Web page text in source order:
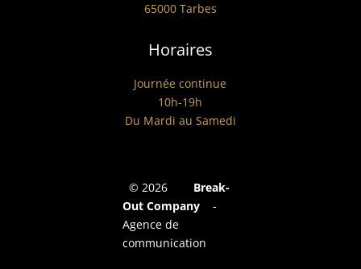
65000 Tarbes
Horaires
Journée continue
10h-19h
Du Mardi au Samedi
©2026
Break-
Out Company
-
Agence de
communication